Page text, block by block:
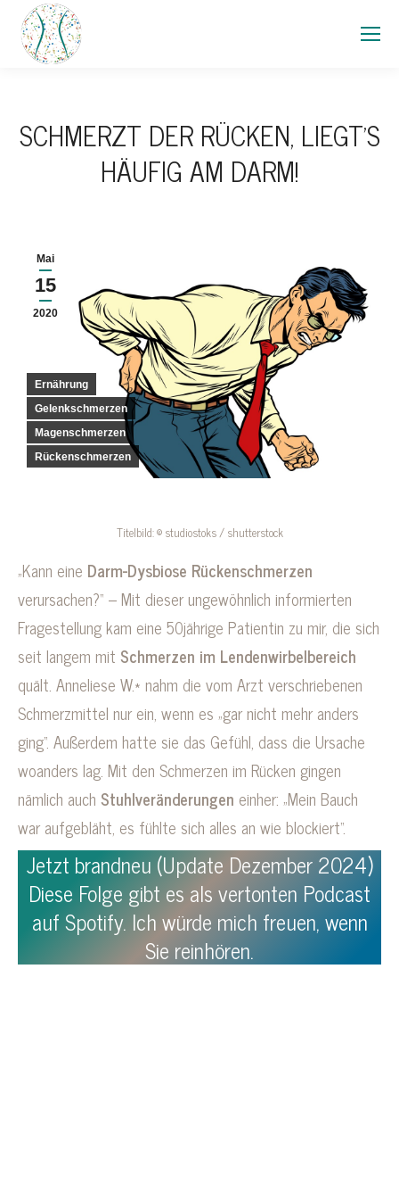
SCHMERZT DER RÜCKEN, LIEGT’S
HÄUFIG AM DARM!
Mai
15
2020
Ernährung
Gelenkschmerzen
Magenschmerzen
Rückenschmerzen
Titelbild: © studiostoks / shutterstock
„Kann eine Darm-Dysbiose Rückenschmerzen
verursachen?“ – Mit dieser ungewöhnlich informierten
Fragestellung kam eine 50jährige Patientin zu mir, die sich
seit langem mit Schmerzen im Lendenwirbelbereich
quält. Anneliese W.* nahm die vom Arzt verschriebenen
Schmerzmittel nur ein, wenn es „gar nicht mehr anders
ging“. Außerdem hatte sie das Gefühl, dass die Ursache
woanders lag. Mit den Schmerzen im Rücken gingen
nämlich auch Stuhlveränderungen einher: „Mein Bauch
war aufgebläht, es fühlte sich alles an wie blockiert“.
Jetzt brandneu (Update Dezember 2024)
Diese Folge gibt es als vertonten Podcast
auf Spotify. Ich würde mich freuen, wenn
Sie reinhören.